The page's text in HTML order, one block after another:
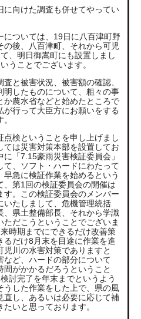
に向けた調査も併せてやってい
については、19日に八百津町野
の後、八百津町、それから可児
、明日御嵩町にも設置しまし
うことでございます。
と被害状況、被害額の確認、
明したものについて、粗々の事
か農水省などと始めたところで
が行って大臣方にお願いをする
点検ということを申し上げまし
ては災害対策本部を設置してお
「7.15豪雨災害検証委員会」
て、ソフト・ハードにわたって
急に検証作業を始めるという
、第1回の検証委員会の開催は
す。この検証委員会のメンバー
いたしまして、危機管理統括
、県土整備部長、それから学識
だこうということでございま
時期までにできるだけ改善策
るだけ8月末を目途に作業を進
川の水害対策でありますと
など、ハードの部分について
間がかかるだろうということ
討完了を年末までというよう
うした作業をした上で、県の風
直し、あるいは必要に応じて補
いと思っております。